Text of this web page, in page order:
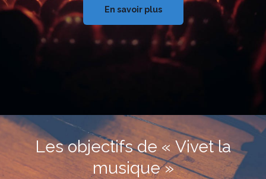
En savoir plus
Les objectifs de « Vivet la
musique »